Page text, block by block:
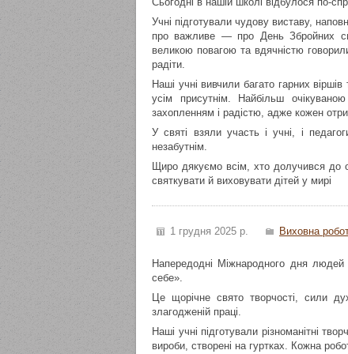
Учні підготували чудову виставу,
про важливе — про День Збройних
великою повагою та вдячністю
радіти.
Наші учні вивчили багато гарних
усім присутнім. Найбільш
захопленням і радістю, адже кожен
У святі взяли участь і учні, і
незабутнім.
Щиро дякуємо всім, хто долучився до
святкувати й виховувати дітей у мирі
1 грудня 2025 р. Виховна
Напередодні Міжнародного дня людей
себе».
Це щорічне свято творчості, сили
злагодженій праці.
Наші учні підготували різноманітні
вироби, створені на гуртках. Кожна